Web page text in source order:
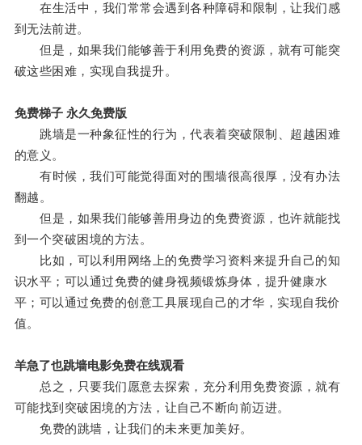
在生活中，我们常常会遇到各种障碍和限制，让我们感
到无法前进。
但是，如果我们能够善于利用免费的资源，就有可能突
破这些困难，实现自我提升。
免费梯子 永久免费版
跳墙是一种象征性的行为，代表着突破限制、超越困难
的意义。
有时候，我们可能觉得面对的围墙很高很厚，没有办法
翻越。
但是，如果我们能够善用身边的免费资源，也许就能找
到一个突破困境的方法。
比如，可以利用网络上的免费学习资料来提升自己的知
识水平；可以通过免费的健身视频锻炼身体，提升健康水
平；可以通过免费的创意工具展现自己的才华，实现自我价
值。
羊急了也跳墙电影免费在线观看
总之，只要我们愿意去探索，充分利用免费资源，就有
可能找到突破困境的方法，让自己不断向前迈进。
免费的跳墙，让我们的未来更加美好。